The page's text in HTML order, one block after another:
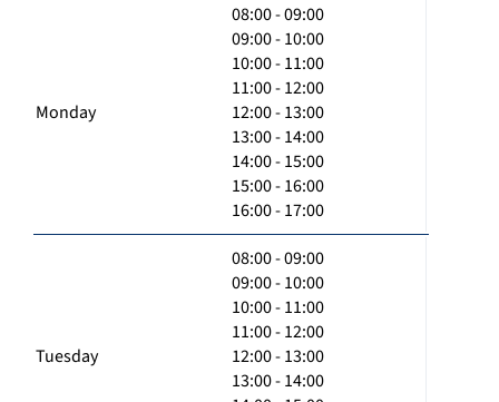
Monday
08:00 - 09:00
09:00 - 10:00
10:00 - 11:00
11:00 - 12:00
12:00 - 13:00
13:00 - 14:00
14:00 - 15:00
15:00 - 16:00
16:00 - 17:00
Tuesday
08:00 - 09:00
09:00 - 10:00
10:00 - 11:00
11:00 - 12:00
12:00 - 13:00
13:00 - 14:00